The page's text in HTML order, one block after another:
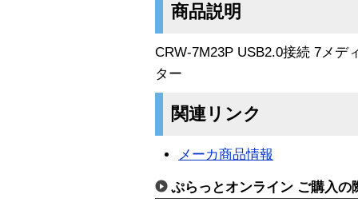
商品説明
CRW-7M23P USB2.0接続 7メデ
ター
関連リンク
メーカ商品情報
ぷらっとオンライン ご購入の